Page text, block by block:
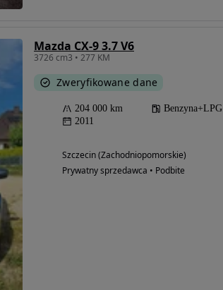
Mazda CX-9 3.7 V6
3726 cm3 • 277 KM
Zweryfikowane dane
204 000 km Benzyna+LPG
2011
Szczecin (Zachodniopomorskie)
Prywatny sprzedawca • Podbite